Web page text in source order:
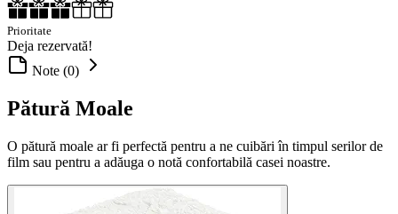
Prioritate
Deja rezervată!
Note (0)
Pătură Moale
O pătură moale ar fi perfectă pentru a ne cuibări în timpul serilor de
film sau pentru a adăuga o notă confortabilă casei noastre.